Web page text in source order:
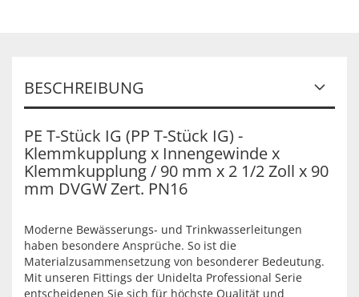
BESCHREIBUNG
PE T-Stück IG (PP T-Stück IG) -
Klemmkupplung x Innengewinde x
Klemmkupplung / 90 mm x 2 1/2 Zoll x 90
mm DVGW Zert. PN16
Moderne Bewässerungs- und Trinkwasserleitungen
haben besondere Ansprüche. So ist die
Materialzusammensetzung von besonderer Bedeutung.
Mit unseren Fittings der Unidelta Professional Serie
entscheidenen Sie sich für höchste Qualität und